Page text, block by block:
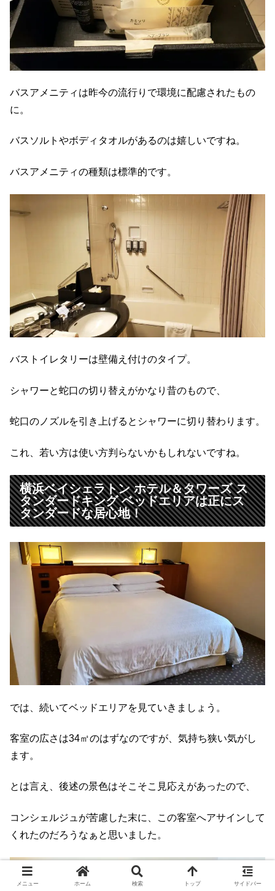
バスアメニティは昨今の流行りで環境に配慮されたもの
に。
バスソルトやボディタオルがあるのは嬉しいですね。
バスアメニティの種類は標準的です。
バストイレタリーは壁備え付けのタイプ。
シャワーと蛇口の切り替えがかなり昔のもので、
蛇口のノズルを引き上げるとシャワーに切り替わります。
これ、若い方は使い方判らないかもしれないですね。
横浜ベイシェラトン ホテル＆タワーズ ス
タンダードキング ベッドエリアは正にス
タンダードな居心地！
では、続いてベッドエリアを見ていきましょう。
客室の広さは34㎡のはずなのですが、気持ち狭い気がし
ます。
とは言え、後述の景色はそこそこ見応えがあったので、
コンシェルジュが苦慮した末に、この客室へアサインして
くれたのだろうなぁと思いました。
メニュー ホーム 検索 トップ サイドバー